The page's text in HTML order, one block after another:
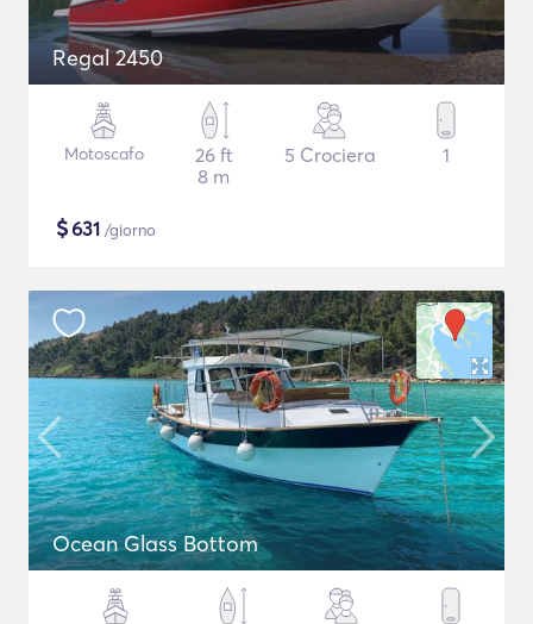
Regal 2450
Motoscafo
26 ft
8 m
5 Crociera 1
$631 /giorno
Ocean Glass Bottom